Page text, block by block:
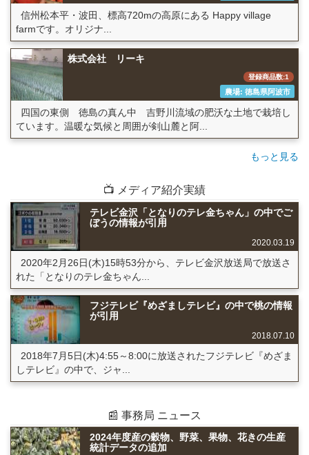
信州松本平・波田、標高720mの高原にある Happy village
farmです。オリジナ...
株式会社 リーキ
登録商品数:1
農場: 徳島県阿波市
四国の東側 徳島の真ん中 吉野川流域の肥沃な土地で栽培し
ています。温暖な気候と周囲が剣山麓と阿...
もっと見る
📺 メディア紹介実績
テレビ金沢「となりのテレ金ちゃん」の中でご
ぼうの情報が引用
2020.03.19
2020年2月26日(木)15時53分から、テレビ金沢放送局で放送さ
れた「となりのテレ金ちゃん...
フジテレビ『めざましテレビ』の中で桃の情報
が引用
2018.07.10
2018年7月5日(木)4:55～8:00に放送されたフジテレビ『めざま
しテレビ』の中で、ジャ...
📰 事務局 ニュース
2024年度産の穀物、野菜、果物、花きの生産
統計データの追加